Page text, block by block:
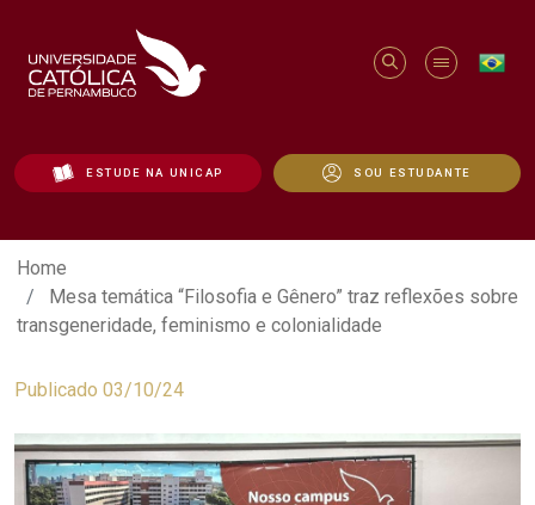
ESTUDE NA UNICAP SOU ESTUDANTE
Mesa temática “Filosofia e Gênero”
Home
Mesa temática “Filosofia e Gênero” traz reflexões sobre
transgeneridade, feminismo e colonialidade
Publicado 03/10/24